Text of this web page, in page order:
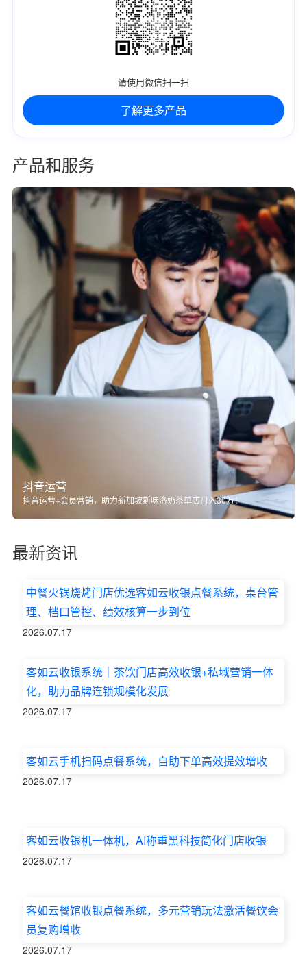
请使用微信扫一扫
了解更多产品
产品和服务
抖音运营
抖音运营+会员营销，助力新加坡斯味洛奶茶单店月入30万！
最新资讯
中餐火锅烧烤门店优选客如云收银点餐系统，桌台管
理、档口管控、绩效核算一步到位
2026.07.17
客如云收银系统｜茶饮门店高效收银+私域营销一体
化，助力品牌连锁规模化发展
2026.07.17
客如云手机扫码点餐系统，自助下单高效提效增收
2026.07.17
客如云收银机一体机，AI称重黑科技简化门店收银
2026.07.17
客如云餐馆收银点餐系统，多元营销玩法激活餐饮会
员复购增收
2026.07.17